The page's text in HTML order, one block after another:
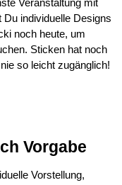
Veranstaltung mit
individuelle Designs
noch heute, um
Sticken hat noch
so leicht zugänglich!
Vorgabe
Vorstellung,